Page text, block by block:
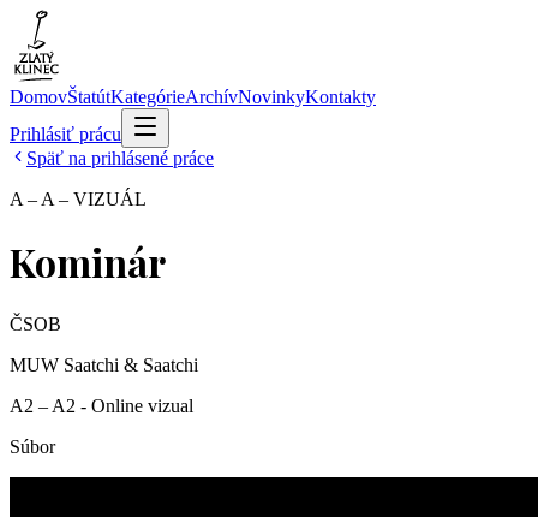
DomovŠtatútKategórieArchívNovinkyKontakty
Prihlásiť prácu
Späť na prihlásené práce
A – A – VIZUÁL
Kominár
ČSOB
MUW Saatchi & Saatchi
A2 – A2 - Online vizual
Súbor